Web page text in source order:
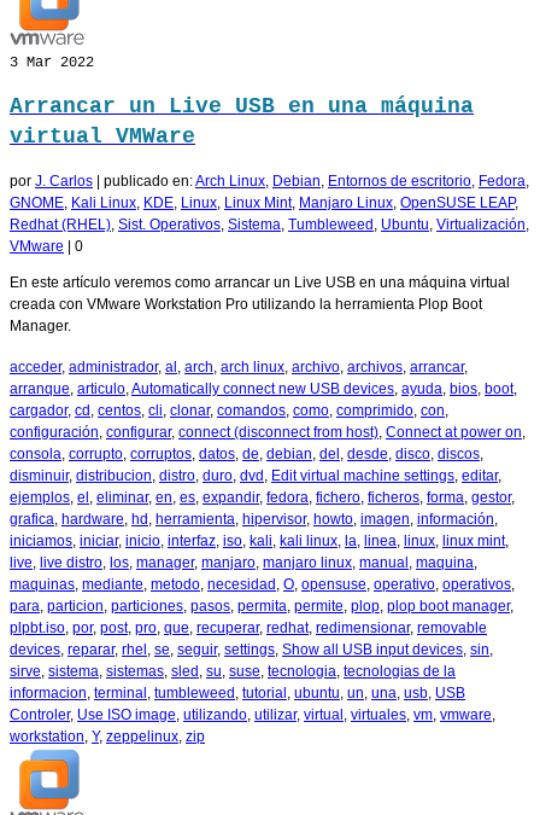
3 Mar 2022
Arrancar un Live USB en una máquina
virtual VMWare
por J. Carlos publicado en:Arch Linux, Debian, Entornos de escritorio, Fedora,
GNOME, Kali Linux, KDE, Linux, Linux Mint, Manjaro Linux, OpenSUSE LEAP,
Redhat (RHEL), Sist. Operativos, Sistema, Tumbleweed , Ubuntu, Virtualización,
VMware
0
En este artículo veremos como arrancar un Live USB en una máquina virtual
creada con VMware Workstation Pro utilizando la herramienta Plop Boot
Manager.
acceder, administrador, al , arch, arch linux, archivo, archivos, arrancar,
arranque, articulo,Automatically connect new USB devices, ayuda, bios, boot,
cargador, cd , centos, cli, clonar, comandos, como, comprimido, con,
configuración, configurar, connect (disconnect from host), Connect at power on,
consola, corrupto, corruptos, datos, de, debian, del , desde, disco, discos,
disminuir, distribucion, distro, duro, dvd , Edit virtual machine settings, editar,
ejemplos, el , eliminar, en, es, expandir, fedora, fichero, ficheros, forma, gestor,
grafica, hardware, hd , herramienta, hipervisor, howto, imagen, información,
iniciamos, iniciar, inicio, interfaz, iso, kali, kali linux, la, linea, linux, linux mint,
live, live distro, los, manager, manjaro, manjaro linux, manual , maquina,
maquinas, mediante, metodo, necesidad , O, opensuse, operativo, operativos,
para, particion, particiones, pasos, permita, permite, plop, plop boot manager,
plpbt.iso, por, post, pro, que, recuperar, redhat, redimensionar, removable
devices, reparar, rhel , se, seguir, settings, Show all USB input devices, sin,
sirve, sistema, sistemas, sled , su, suse, tecnologia, tecnologias de la
informacion, terminal , tumbleweed , tutorial , ubuntu, un, una, usb, USB
Controler, Use ISO image, utilizando, utilizar, virtual , virtuales, vm, vmware,
workstation, Y, zeppelinux, zip